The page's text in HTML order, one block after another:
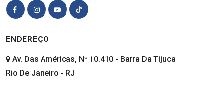
ENDEREÇO
Av. Das Américas, Nº 10.410 - Barra Da Tijuca
Rio De Janeiro - RJ